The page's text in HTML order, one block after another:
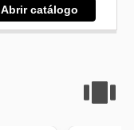
Abrir catálogo